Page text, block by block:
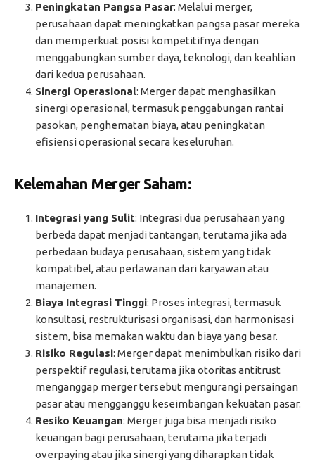
Peningkatan Pangsa Pasar: Melalui merger,
perusahaan dapat meningkatkan pangsa pasar mereka
dan memperkuat posisi kompetitifnya dengan
menggabungkan sumber daya, teknologi, dan keahlian
dari kedua perusahaan.
Sinergi Operasional: Merger dapat menghasilkan
sinergi operasional, termasuk penggabungan rantai
pasokan, penghematan biaya, atau peningkatan
efisiensi operasional secara keseluruhan.
Kelemahan Merger Saham:
Integrasi yang Sulit: Integrasi dua perusahaan yang
berbeda dapat menjadi tantangan, terutama jika ada
perbedaan budaya perusahaan, sistem yang tidak
kompatibel, atau perlawanan dari karyawan atau
manajemen.
Biaya Integrasi Tinggi: Proses integrasi, termasuk
konsultasi, restrukturisasi organisasi, dan harmonisasi
sistem, bisa memakan waktu dan biaya yang besar.
Risiko Regulasi: Merger dapat menimbulkan risiko dari
perspektif regulasi, terutama jika otoritas antitrust
menganggap merger tersebut mengurangi persaingan
pasar atau mengganggu keseimbangan kekuatan pasar.
Resiko Keuangan: Merger juga bisa menjadi risiko
keuangan bagi perusahaan, terutama jika terjadi
overpaying atau jika sinergi yang diharapkan tidak